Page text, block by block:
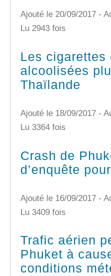
Ajouté le 20/09/2017 -
Lu 2943 fois
Les cigarettes
alcoolisées
Thaïlande
Ajouté le 18/09/2017 -
Lu 3364 fois
Crash de
d’enquête
Ajouté le 16/09/2017 -
Lu 3409 fois
Trafic aérien
Phuket à
conditions